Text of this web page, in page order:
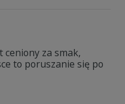
ceniony za smak,
to poruszanie się po